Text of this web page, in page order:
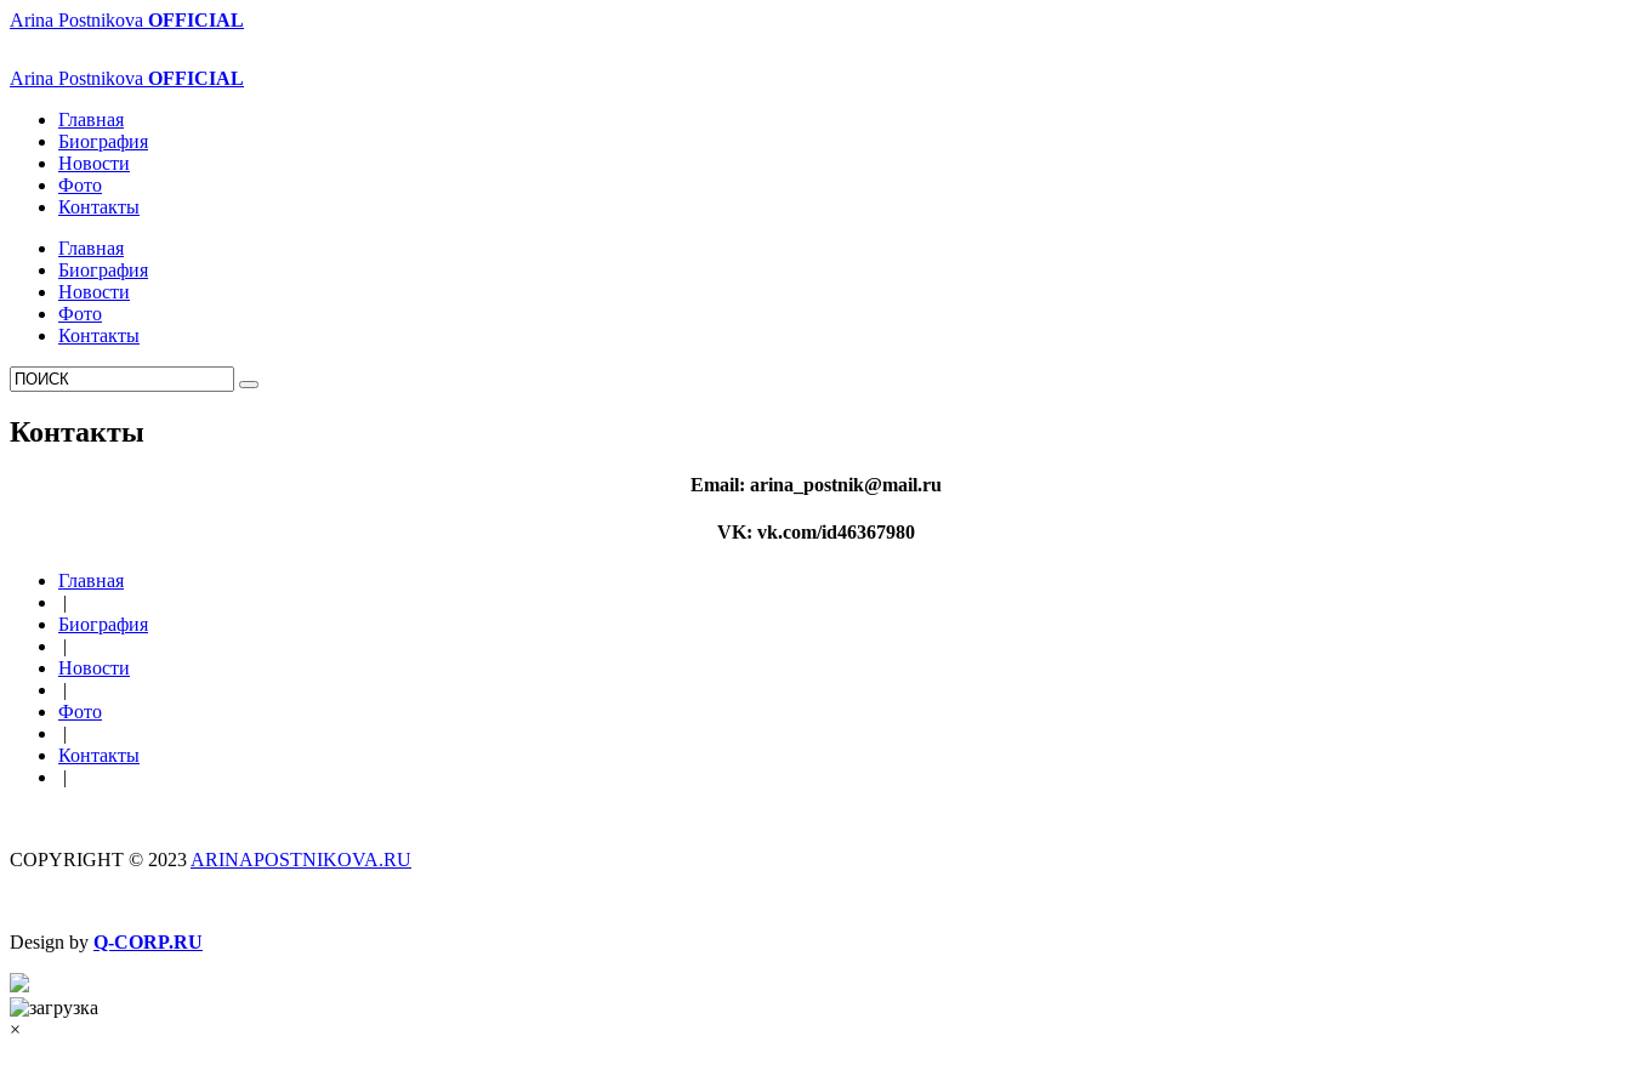
Arina Postnikova OFFICIAL
Arina Postnikova OFFICIAL
Главная
Биография
Новости
Фото
Контакты
Главная
Биография
Новости
Фото
Контакты
Контакты
Email: arina_postnik@mail.ru
VK: vk.com/id46367980
Главная
|
Биография
|
Новости
|
Фото
|
Контакты
|
COPYRIGHT © 2023 ARINAPOSTNIKOVA.RU
Design by Q-CORP.RU
×